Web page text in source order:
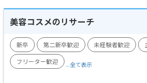
美容コスメのリサーチ
新卒 第二新卒歓迎 未経験者歓迎
フリーター歓迎
...全て表示